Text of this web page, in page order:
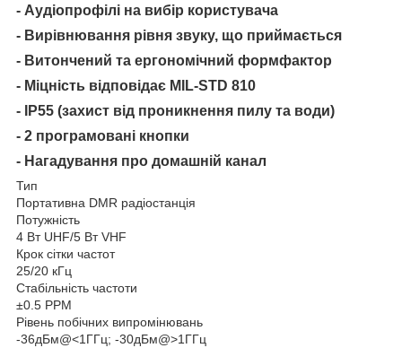
- Аудіопрофілі на вибір користувача
- Вирівнювання рівня звуку, що приймається
- Витончений та ергономічний формфактор
- Міцність відповідає MIL-STD 810
- IP55 (захист від проникнення пилу та води)
- 2 програмовані кнопки
- Нагадування про домашній канал
Тип
Портативна DMR радіостанція
Потужність
4 Вт UHF/5 Вт VHF
Крок сітки частот
25/20 кГц
Стабільність частоти
±0.5 PPM
Рівень побічних випромінювань
-36дБм@<1ГГц; -30дБм@>1ГГц